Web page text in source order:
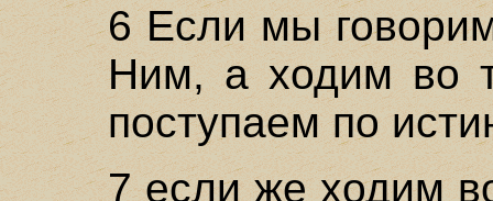
6 Если мы
Ним, а ходим во
поступаем по
7 если же ходим